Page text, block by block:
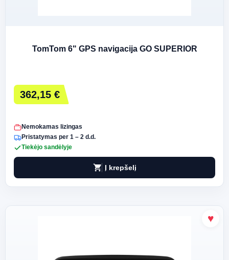
TomTom 6" GPS navigacija GO SUPERIOR
362,15 €
Nemokamas lizingas
Pristatymas per 1 – 2 d.d.
Tiekėjo sandėlyje
shopping_cart Į krepšelį